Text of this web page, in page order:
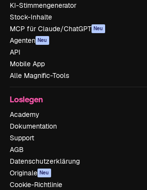
KI-Stimmengenerator
Stock-Inhalte
MCP für Claude/ChatGPT Neu
Agenten Neu
API
Mobile App
Alle Magnific-Tools
Loslegen
Academy
Dokumentation
Support
AGB
Datenschutzerklärung
Originale Neu
Cookie-Richtlinie